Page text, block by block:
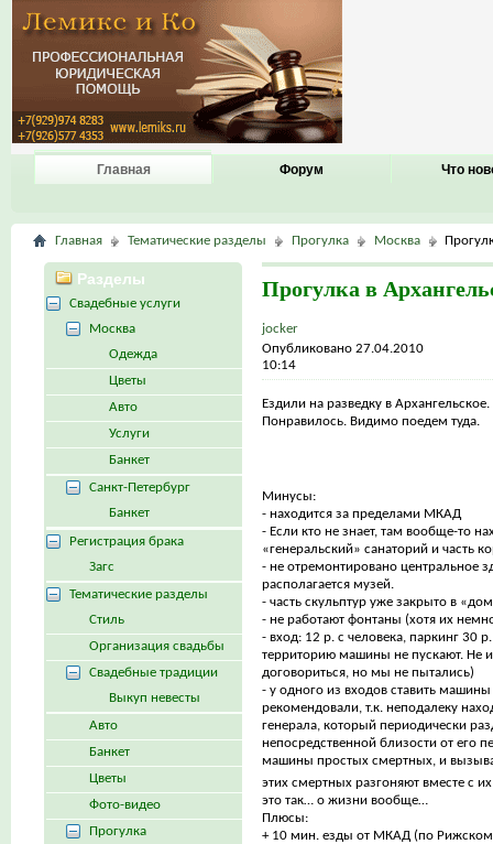
Главная Форум Что
Главная Тематические разделы Прогулка Москва
Прогулка в
jocker
Опубликовано 27.04.2010
10:14
Ездили на разведку в Архангельское.
Понравилось. Видимо поедем туда.
Минусы:
- находится за пределами МКАД
- Если кто не знает, там вообще-то
«генеральский» санаторий и часть
- не отремонтировано центральное
располагается музей.
- часть скульптур уже закрыто в
- не работают фонтаны (хотя их
- вход: 12 р. с человека, паркинг 30
территорию машины не пускают. Не
договориться, но мы не пытались)
- у одного из входов ставить
рекомендовали, т.к. неподалеку
генерала, который периодически
непосредственной близости от его
машины простых смертных, и
этих смертных разгоняют вместе с
это так… о жизни вообще…
Плюсы:
+ 10 мин. езды от МКАД (по
Разделы
Свадебные услуги
Москва
Одежда
Цветы
Авто
Услуги
Банкет
Санкт-Петербург
Банкет
Регистрация брака
Загс
Тематические разделы
Стиль
Организация свадьбы
Свадебные традиции
Выкуп невесты
Авто
Банкет
Цветы
Фото-видео
Прогулка